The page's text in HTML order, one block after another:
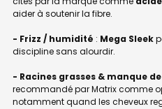
aider à soutenir la fibre.
- Frizz / humidité : Mega Sleek
discipline sans alourdir.
- Racines grasses & manque
recommandé par Matrix comme
notamment quand les cheveux